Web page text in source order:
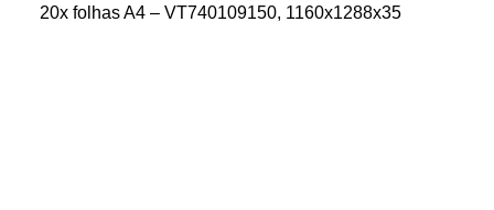
20x folhas A4 – VT740109150, 1160x1288x35